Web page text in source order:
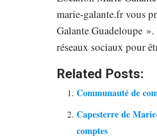
marie-galante.fr vous
Galante Guadeloupe
réseaux sociaux pour
Related Posts:
Communauté de
Capesterre de
comptes